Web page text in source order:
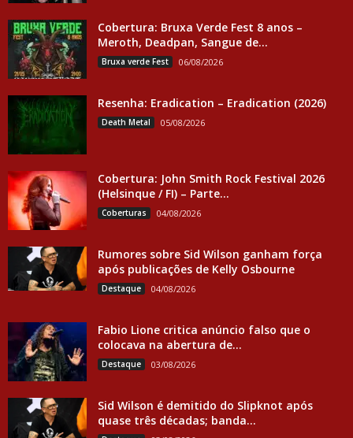
Cobertura: Bruxa Verde Fest 8 anos –
Meroth, Deadpan, Sangue de...
Bruxa verde Fest 06/08/2026
Resenha: Eradication – Eradication (2026)
Death Metal 05/08/2026
Cobertura: John Smith Rock Festival 2026
(Helsinque / FI) – Parte...
Coberturas 04/08/2026
Rumores sobre Sid Wilson ganham força
após publicações de Kelly Osbourne
Destaque 04/08/2026
Fabio Lione critica anúncio falso que o
colocava na abertura de...
Destaque 03/08/2026
Sid Wilson é demitido do Slipknot após
quase três décadas; banda...